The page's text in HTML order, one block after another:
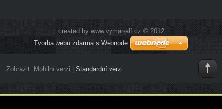
created by www.vymar-alf.cz © 2012
Tvorba webu zdarma s Webnode
Zobrazit: Mobilní verzi Standardní verzi